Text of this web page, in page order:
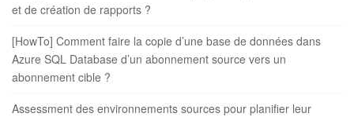
et de création de rapports ?
[HowTo] Comment faire la copie d’une base de données dans
Azure SQL Database d’un abonnement source vers un
abonnement cible ?
Assessment des environnements sources pour planifier leur